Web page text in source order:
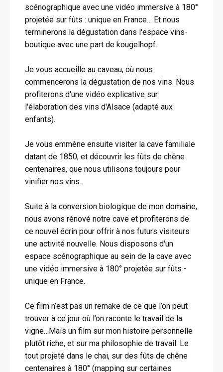
scénographique avec une vidéo immersive à 180°
projetée sur fûts : unique en France… Et nous
terminerons la dégustation dans l'espace vins-
boutique avec une part de kougelhopf.
Je vous accueille au caveau, où nous
commencerons la dégustation de nos vins. Nous
profiterons d'une vidéo explicative sur
l'élaboration des vins d'Alsace (adapté aux
enfants).
Je vous emmène ensuite visiter la cave familiale
datant de 1850, et découvrir les fûts de chêne
centenaires, que nous utilisons toujours pour
vinifier nos vins.
Suite à la conversion biologique de mon domaine,
nous avons rénové notre cave et profiterons de
ce nouvel écrin pour offrir à nos futurs visiteurs
une activité nouvelle. Nous disposons d'un
espace scénographique au sein de la cave avec
une vidéo immersive à 180° projetée sur fûts -
unique en France.
Ce film n’est pas un remake de ce que l’on peut
trouver à ce jour où l’on raconte le travail de la
vigne…Mais un film sur mon histoire personnelle
plutôt riche, et sur ma philosophie de travail. Le
tout projeté dans le chai, sur des fûts de chêne
centenaires à 180° (mapping sur certaines